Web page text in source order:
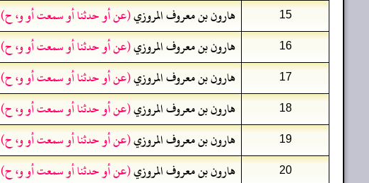
15 هارون بن معروف المروزي(عن أو حدثنا أو سمعت أو و، ح)
16 هارون بن معروف المروزي(عن أو حدثنا أو سمعت أو و، ح)
17 هارون بن معروف المروزي(عن أو حدثنا أو سمعت أو و، ح)
18 هارون بن معروف المروزي(عن أو حدثنا أو سمعت أو و، ح)
19 هارون بن معروف المروزي(عن أو حدثنا أو سمعت أو و، ح)
20 هارون بن معروف المروزي(عن أو حدثنا أو سمعت أو و، ح)